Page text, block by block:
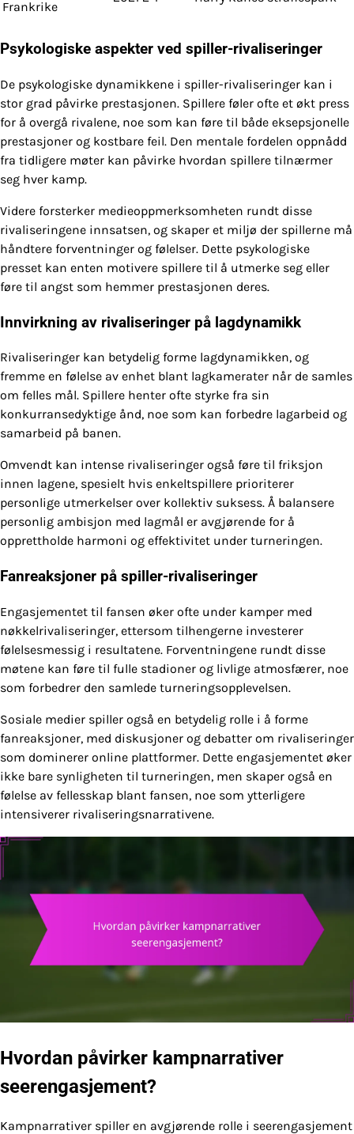
Frankrike
Psykologiske aspekter ved spiller-rivaliseringer
De psykologiske dynamikkene i spiller-rivaliseringer kan i
stor grad påvirke prestasjonen. Spillere føler ofte et økt press
for å overgå rivalene, noe som kan føre til både eksepsjonelle
prestasjoner og kostbare feil. Den mentale fordelen oppnådd
fra tidligere møter kan påvirke hvordan spillere tilnærmer
seg hver kamp.
Videre forsterker medieoppmerksomheten rundt disse
rivaliseringene innsatsen, og skaper et miljø der spillerne må
håndtere forventninger og følelser. Dette psykologiske
presset kan enten motivere spillere til å utmerke seg eller
føre til angst som hemmer prestasjonen deres.
Innvirkning av rivaliseringer på lagdynamikk
Rivaliseringer kan betydelig forme lagdynamikken, og
fremme en følelse av enhet blant lagkamerater når de samles
om felles mål. Spillere henter ofte styrke fra sin
konkurransedyktige ånd, noe som kan forbedre lagarbeid og
samarbeid på banen.
Omvendt kan intense rivaliseringer også føre til friksjon
innen lagene, spesielt hvis enkeltspillere prioriterer
personlige utmerkelser over kollektiv suksess. Å balansere
personlig ambisjon med lagmål er avgjørende for å
opprettholde harmoni og effektivitet under turneringen.
Fanreaksjoner på spiller-rivaliseringer
Engasjementet til fansen øker ofte under kamper med
nøkkelrivaliseringer, ettersom tilhengerne investerer
følelsesmessig i resultatene. Forventningene rundt disse
møtene kan føre til fulle stadioner og livlige atmosfærer, noe
som forbedrer den samlede turneringsopplevelsen.
Sosiale medier spiller også en betydelig rolle i å forme
fanreaksjoner, med diskusjoner og debatter om rivaliseringer
som dominerer online plattformer. Dette engasjementet øker
ikke bare synligheten til turneringen, men skaper også en
følelse av fellesskap blant fansen, noe som ytterligere
intensiverer rivaliseringsnarrativene.
Hvordan påvirker kampnarrativer
seerengasjement?
Kampnarrativer spiller en avgjørende rolle i seerengasjement